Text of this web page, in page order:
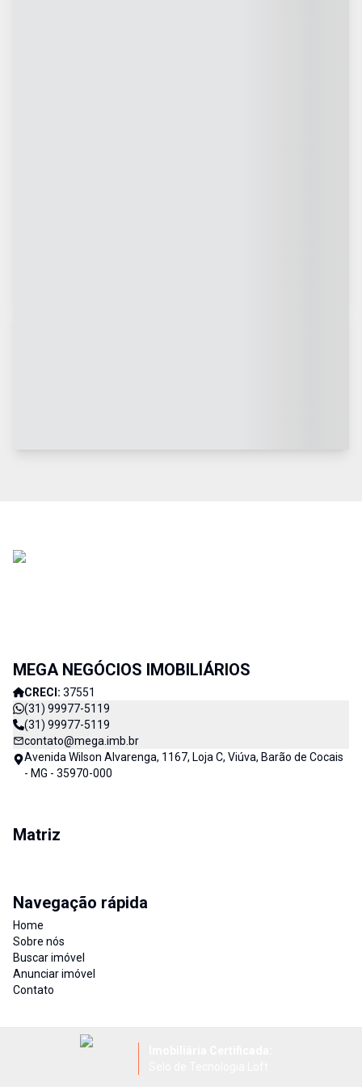
MEGA NEGÓCIOS IMOBILIÁRIOS
CRECI: 37551
(31) 99977-5119
(31) 99977-5119
contato@mega.imb.br
Avenida Wilson Alvarenga, 1167, Loja C, Viúva, Barão de Cocais
- MG - 35970-000
Matriz
Navegação rápida
Home
Sobre nós
Buscar imóvel
Anunciar imóvel
Contato